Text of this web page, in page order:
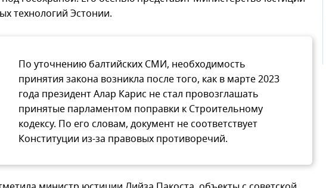
технологий Эстонии.
По уточнению балтийских СМИ, необходимость
принятия закона возникла после того, как в марте 2023
года президент Алар Карис не стал провозглашать
принятые парламентом поправки к Строительному
кодексу. По его словам, документ не соответствует
Конституции из-за правовых противоречий.